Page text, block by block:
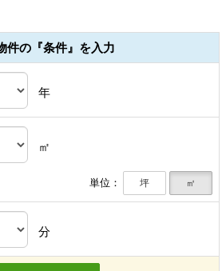
件の『条件』を入力
年
㎡
単位： 坪 ㎡
分